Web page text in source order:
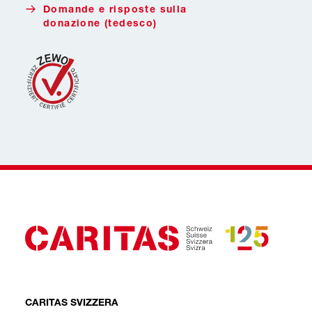
Domande e risposte sulla
donazione (tedesco)
CARITAS SVIZZERA